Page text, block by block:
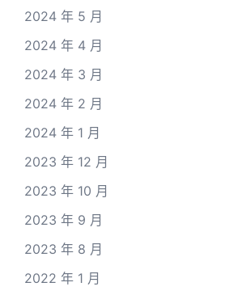
2024 年 5 月
2024 年 4 月
2024 年 3 月
2024 年 2 月
2024 年 1 月
2023 年 12 月
2023 年 10 月
2023 年 9 月
2023 年 8 月
2022 年 1 月